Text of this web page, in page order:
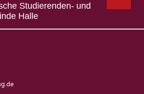
Studierenden- und
Halle